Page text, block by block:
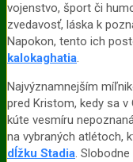
vojenstvo, šport či
zvedavosť, láska k
Napokon, tento ich
kalokaghatia.
Najvýznamnejším
pred Kristom, kedy sa
kúte vesmíru
na vybraných atlétoch,
dĺžku Stadia.